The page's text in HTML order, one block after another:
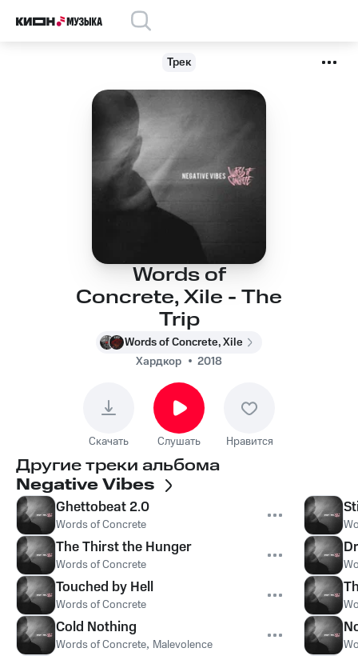
Трек
Words of
Concrete, Xile - The
Trip
Words of Concrete, Xile
Хардкор
2018
Скачать Слушать Нравится
Другие треки альбома
Negative Vibes
Ghettobeat 2.0
Words of Concrete
The Thirst the Hunger
Words of Concrete
Touched by Hell
Words of Concrete
Cold Nothing
Words of Concrete, Malevolence